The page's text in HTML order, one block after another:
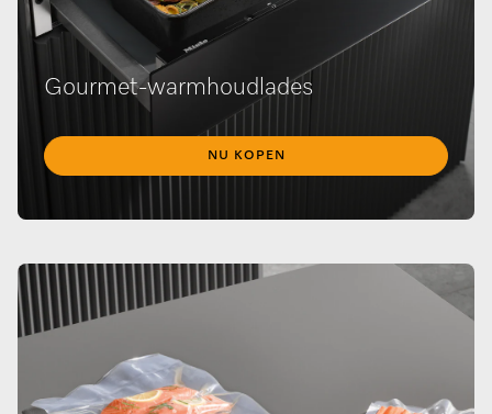
Gourmet-warmhoudlades
NU KOPEN